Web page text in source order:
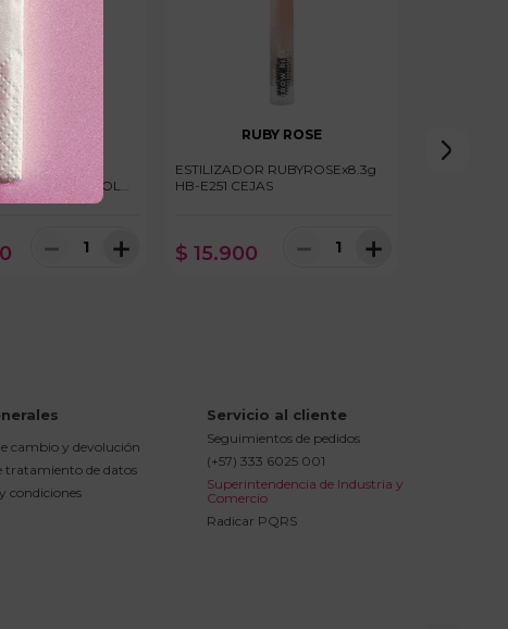
CEJAS
OLEO ROLL
＋
－
RUBY ROSE
ESTILIZADOR RUBYROSEx8.3g
HB-E251 CEJAS
$ 15.900 ＋
－
cambio y devolución
tratamiento de datos
condiciones
Servicio al cliente
Seguimientos de pedidos
(+57) 333 6025 001
Superintendencia de Industria y
Comercio
Radicar PQRS